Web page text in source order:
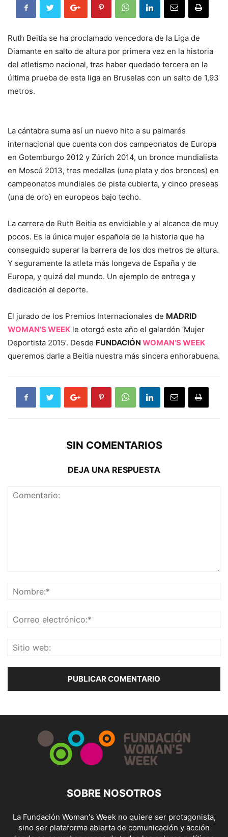
Ruth Beitia se ha proclamado vencedora de la Liga de
Diamante en salto de altura por primera vez en la historia
del atletismo nacional, tras haber quedado tercera en la
última prueba de esta liga en Bruselas con un salto de 1,93
metros.
La cántabra suma así un nuevo hito a su palmarés
internacional que cuenta con dos campeonatos de Europa
en Gotemburgo 2012 y Zúrich 2014, un bronce mundialista
en Moscú 2013, tres medallas (una plata y dos bronces) en
campeonatos mundiales de pista cubierta, y cinco preseas
(una de oro) en europeos bajo techo.
La carrera de Ruth Beitia es envidiable y al alcance de muy
pocos. Es la única mujer española de la historia que ha
conseguido superar la barrera de los dos metros de altura.
Y seguramente la atleta más longeva de España y de
Europa, y quizá del mundo. Un ejemplo de entrega y
dedicación al deporte.
El jurado de los Premios Internacionales de MADRID
WOMAN’S WEEK le otorgó este año el galardón ‘Mujer
Deportista 2015’. Desde FUNDACIÓN WOMAN’S WEEK
queremos darle a Beitia nuestra más sincera enhorabuena.
SIN COMENTARIOS
DEJA UNA RESPUESTA
SOBRE NOSOTROS
La Fundación Woman's Week no quiere ser protagonista,
sino ser plataforma abierta de comunicación y acción